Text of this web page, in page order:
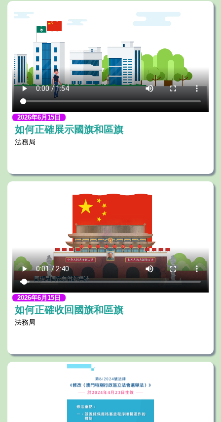
2026年6月15日
如何正確展示國旗和區旗
法務局
2026年6月15日
如何正確收回國旗和區旗
法務局